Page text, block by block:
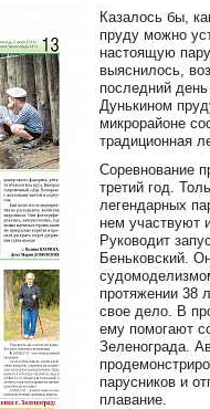
Казалось бы,
пруду можно
настоящую
выяснилось,
последний
Дунькином
микрорайоне
традиционная
Соревнование
третий год.
легендарных
нем участвуют
Руководит
Беньковский.
протяжении 38
свое дело. В
ему помогают
Зеленограда.
парусников и
плавание.